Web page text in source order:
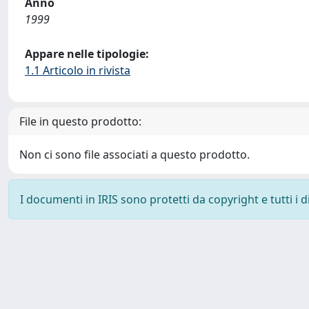
1999
Appare nelle tipologie:
1.1 Articolo in rivista
File in questo prodotto:
Non ci sono file associati a questo prodotto.
I documenti in IRIS sono protetti da copyright e tutti i